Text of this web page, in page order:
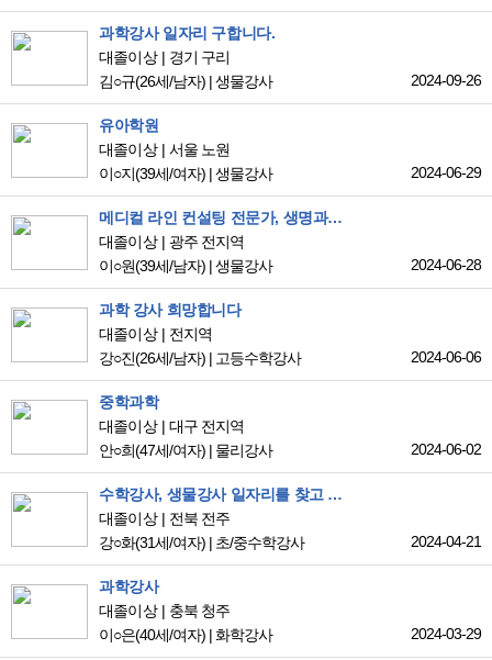
과학강사 일자리 구합니다.
대졸이상
경기 구리
김○규(26세/남자) |생물강사 2024-09-26
유아학원
대졸이상
서울 노원
이○지(39세/여자) |생물강사 2024-06-29
메디컬 라인 컨설팅 전문가, 생명과학 영역 전문가
대졸이상
광주 전지역
이○원(39세/남자) |생물강사 2024-06-28
과학 강사 희망합니다
대졸이상
전지역
강○진(26세/남자) | 고등수학강사 2024-06-06
중학과학
대졸이상
대구 전지역
안○희(47세/여자) | 물리강사 2024-06-02
수학강사, 생물강사 일자리를 찾고 있습니다.
대졸이상
전북 전주
강○화(31세/여자) | 초/중수학강사 2024-04-21
과학강사
대졸이상
충북 청주
이○은(40세/여자) | 화학강사 2024-03-29